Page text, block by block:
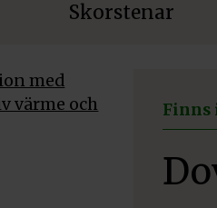
Skorstenar
Finns